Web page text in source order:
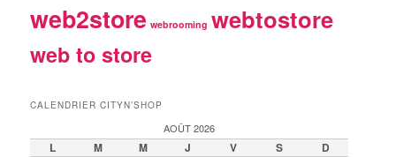
web2store webrooming webtostore
web to store
CALENDRIER CITYN’SHOP
AOÛT 2026
L M M J V S D